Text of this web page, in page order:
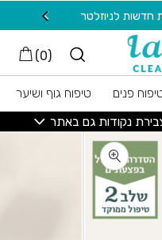
(
0
)
פנים
טיפוח גוף ושיער
נקודות גם באתר